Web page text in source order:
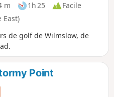
m 1h 25
Facile
East)
de golf de Wilmslow, de
Point